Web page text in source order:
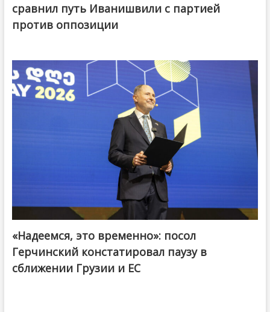
сравнил путь Иванишвили с партией
против оппозиции
«Надеемся, это временно»: посол
Герчинский констатировал паузу в
сближении Грузии и ЕС